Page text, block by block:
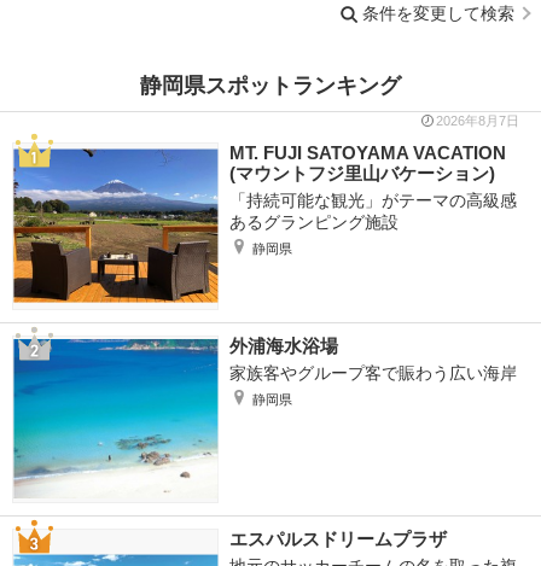
条件を変更して検索
静岡県スポットランキング
2026年8月7日
MT. FUJI SATOYAMA VACATION
(マウントフジ里山バケーション)
「持続可能な観光」がテーマの高級感
あるグランピング施設
静岡県
外浦海水浴場
家族客やグループ客で賑わう広い海岸
静岡県
エスパルスドリームプラザ